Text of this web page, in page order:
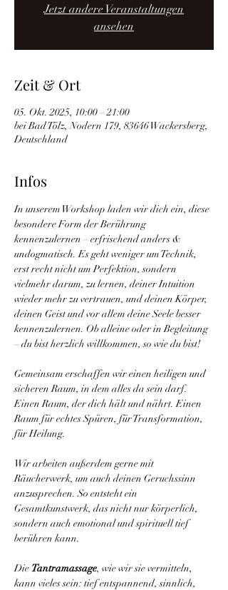
Jetzt andere Veranstaltungen
ansehen
Zeit & Ort
05. Okt. 2025, 10:00 – 21:00
bei Bad Tölz, Nodern 179, 83646 Wackersberg,
Deutschland
Infos
In unserem Workshop laden wir dich ein, diese
besondere Form der Berührung
kennenzulernen – erfrischend anders &
undogmatisch. Es geht weniger um Technik,
erst recht nicht um Perfektion, sondern
vielmehr darum, zu lernen, deiner Intuition
wieder mehr zu vertrauen, und deinen Körper,
deinen Geist und vor allem deine Seele besser
kennenzulernen. Ob alleine oder in Begleitung
– du bist herzlich willkommen, so wie du bist!
Gemeinsam erschaffen wir einen heiligen und
sicheren Raum, in dem alles da sein darf.
Einen Raum, der dich hält und nährt. Einen
Raum für echtes Spüren, für Transformation,
für Heilung.
Wir arbeiten außerdem gerne mit
Räucherwerk, um auch deinen Geruchssinn
anzusprechen. So entsteht ein
Gesamtkunstwerk, das nicht nur körperlich,
sondern auch emotional und spirituell tief
berühren kann.
Die Tantramassage, wie wir sie vermitteln,
kann vieles sein: tief entspannend, sinnlich,